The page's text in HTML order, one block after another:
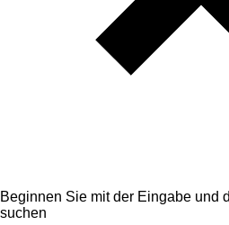
Beginnen Sie mit der Eingabe und
suchen